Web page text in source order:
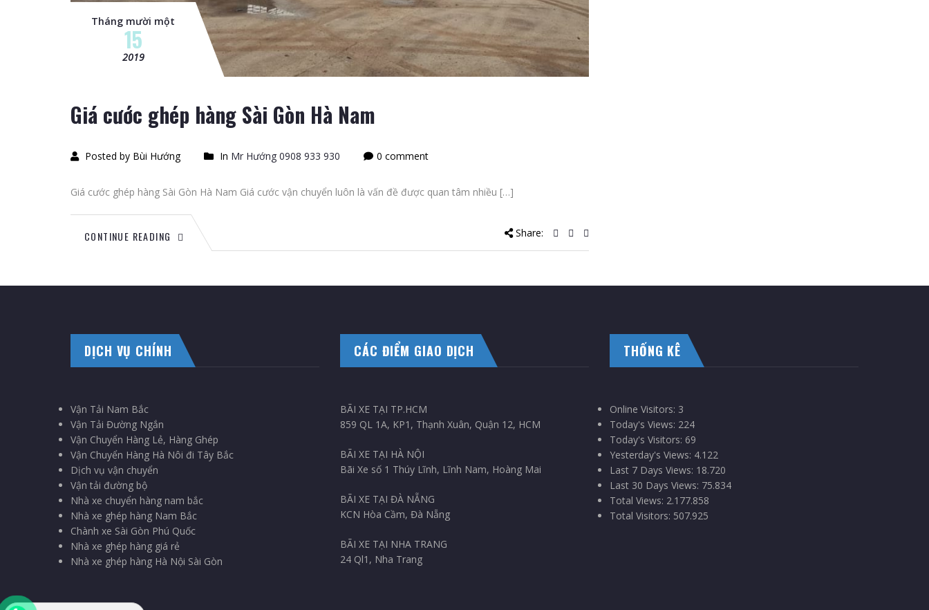
Tháng mười một
15
2019
Giá cước ghép hàng Sài Gòn Hà Nam
Posted by Bùi Hướng In Mr Hướng 0908 933 930 0 comment
Giá cước ghép hàng Sài Gòn Hà Nam Giá cước vận chuyển luôn là vấn đề được quan tâm nhiều […]
CONTINUE READING Share:
DỊCH VỤ CHÍNH
Vận Tải Nam Bắc
Vận Tải Đường Ngắn
Vận Chuyển Hàng Lẻ, Hàng Ghép
Vận Chuyển Hàng Hà Nôi đi Tây Bắc
Dịch vụ vận chuyển
Vận tải đường bộ
Nhà xe chuyển hàng nam bắc
Nhà xe ghép hàng Nam Bắc
Chành xe Sài Gòn Phú Quốc
Nhà xe ghép hàng giá rẻ
Nhà xe ghép hàng Hà Nội Sài Gòn
CÁC ĐIỂM GIAO DỊCH
BÃI XE TẠI TP.HCM
859 QL 1A, KP1, Thạnh Xuân, Quận 12, HCM
BÃI XE TẠI HÀ NỘI
Bãi Xe số 1 Thúy Lĩnh, Lĩnh Nam, Hoàng Mai
BÃI XE TẠI ĐÀ NẴNG
KCN Hòa Cầm, Đà Nẵng
BÃI XE TẠI NHA TRANG
24 Ql1, Nha Trang
THỐNG KÊ
Online Visitors: 3
Today's Views: 224
Today's Visitors: 69
Yesterday's Views: 4.122
Last 7 Days Views: 18.720
Last 30 Days Views: 75.834
Total Views: 2.177.858
Total Visitors: 507.925